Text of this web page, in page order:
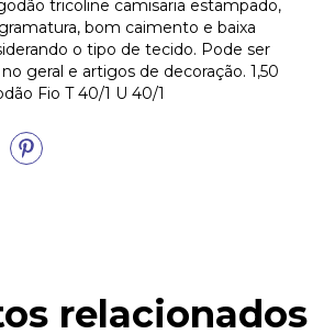
tricoline camisaria estampado,
bom caimento e baixa
o tipo de tecido. Pode ser
geral e artigos de decoração. 1,50
Fio T 40/1 U 40/1
relacionados